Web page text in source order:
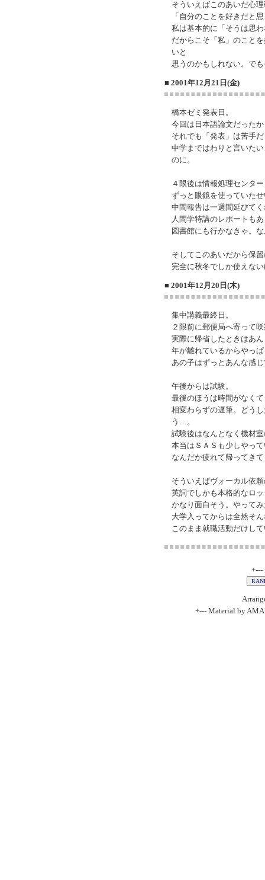
そういえばこのあいだ心
「自分のことを好きだと
私は基本的に「そうは思
だからこそ「私」のこと
いと
思うのかもしれない。で
■ 2001年12月21日(金)
橋本ゼミ発表日。
今回は日本語論文だった
それでも「発表」は苦手
中学まではわりと言いた
のに。
４限後は情報処理センタ
ずっと眼鏡を使っていた
中間報告は一週間延びて
人間学特講のレポートも
図書館にも行かなきゃ。
そしてこのあいだから保
完全に秋冬でしか使えな
■ 2001年12月20日(木)
集中講義最終日。
２限前に郵便局へ寄って
実際に帰省したときはあ
年が離れているからやっ
あの子はずっとあんな感
午後からは試験。
最後のほうは時間がなく
相変わらずの遅筆。どう
う…。
試験後はなんとなく機材
本当はＳＡＳも少しやっ
なんだか疲れて帰ってき
そういえばヴォーカル依
英詞でしかも本格的なロ
かなり面白そう。やって
大学入ってからは全然そ
このまま就職活動だけし
+---
+--- Material by